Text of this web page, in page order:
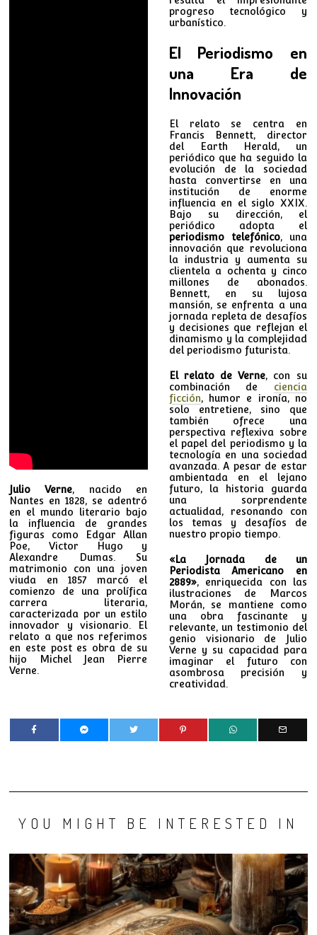
Julio Verne, nacido en
Nantes en 1828, se adentró
en el mundo literario bajo
la influencia de grandes
figuras como Edgar Allan
Poe, Victor Hugo y
Alexandre Dumas. Su
matrimonio con una joven
viuda en 1857 marcó el
comienzo de una prolífica
carrera literaria,
caracterizada por un estilo
innovador y visionario. El
relato a que nos referimos
en este post es obra de su
hijo Michel Jean Pierre
Verne.
progreso tecnológico y
urbanístico.
El Periodismo en
una Era de
Innovación
El relato se centra en
Francis Bennett, director
del Earth Herald, un
periódico que ha seguido la
evolución de la sociedad
hasta convertirse en una
institución de enorme
influencia en el siglo XXIX.
Bajo su dirección, el
periódico adopta el
periodismo telefónico, una
innovación que revoluciona
la industria y aumenta su
clientela a ochenta y cinco
millones de abonados.
Bennett, en su lujosa
mansión, se enfrenta a una
jornada repleta de desafíos
y decisiones que reflejan el
dinamismo y la complejidad
del periodismo futurista.
El relato de Verne, con su
combinación de ciencia
ficción, humor e ironía, no
solo entretiene, sino que
también ofrece una
perspectiva reflexiva sobre
el papel del periodismo y la
tecnología en una sociedad
avanzada. A pesar de estar
ambientada en el lejano
futuro, la historia guarda
una sorprendente
actualidad, resonando con
los temas y desafíos de
nuestro propio tiempo.
«La Jornada de un
Periodista Americano en
2889», enriquecida con las
ilustraciones de Marcos
Morán, se mantiene como
una obra fascinante y
relevante, un testimonio del
genio visionario de Julio
Verne y su capacidad para
imaginar el futuro con
asombrosa precisión y
creatividad.
YOU MIGHT BE INTERESTED IN